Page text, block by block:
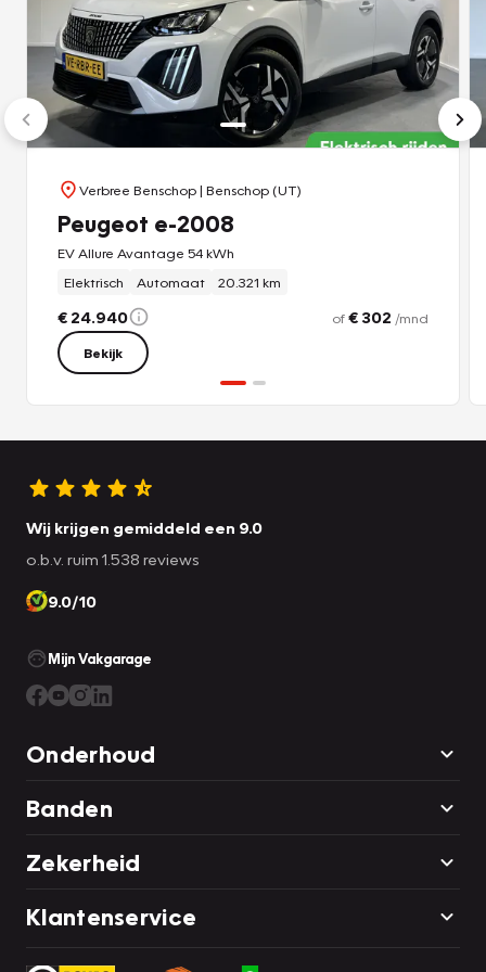
Wilt u ook elektrisch rijden? Bel ons dan nu voor een
proefrit.
Verbree Benschop| Benschop (UT)
Peugeot e-2008
EV Allure Avantage 54 kWh
Elektrisch
Automaat 20.321 km
€ 24.940 of€ 302 /mnd
Bekijk
Wij krijgen gemiddeld een 9.0
o.b.v. ruim 1.538 reviews
9.0/10
Mijn Vakgarage
Onderhoud
Banden
Zekerheid
Klantenservice